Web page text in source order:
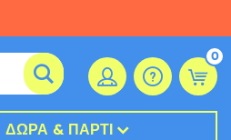
0
ΔΏΡΑ & ΠΆΡΤΙ